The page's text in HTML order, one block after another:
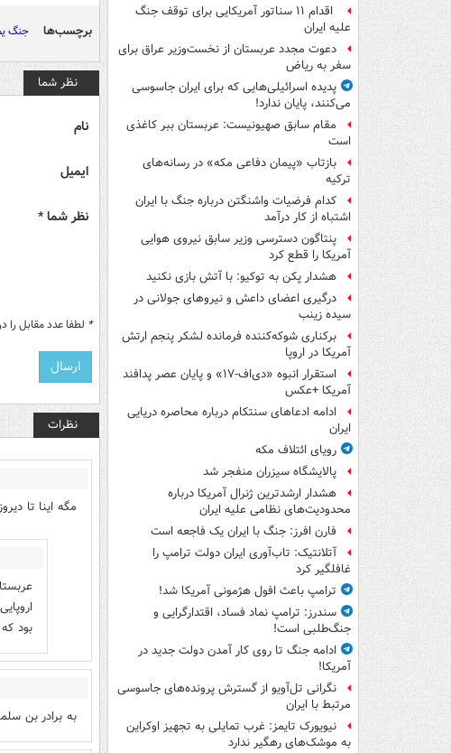
اقدام ۱۱ سناتور آمریکایی برای توقف جنگ
علیه ایران
دعوت مجدد عربستان از نخست‌وزیر عراق برای
سفر به ریاض
پدیده اسرائیلی‌هایی که برای ایران جاسوسی
می‌کنند، پایان ندارد!
مقام سابق صهیونیست: عربستان ببر کاغذی
است
بازتاب «پیمان دفاعی مکه» در رسانه‌های
ترکیه
کدام فرضیات واشنگتن درباره جنگ با ایران
اشتباه از کار درآمد
پنتاگون دسترسی وزیر سابق نیروی هوایی
آمریکا را قطع کرد
هشدار پکن به توکیو: با آتش بازی نکنید
درگیری اعضای داعش و نیروهای جولانی در
سیده زینب
برکناری شوکه‌کننده فرمانده لشکر پنجم ارتش
آمریکا در اروپا
استقرار انبوه «دی‌اف‑۱۷» و پایان عصر پدافند
آمریکا +عکس
ادامه ادعاهای سنتکام درباره محاصره دریایی
ایران
رویای ائتلاف مکه
پالایشگاه سیزران منفجر شد
هشدار ارشدترین ژنرال آمریکا درباره
محدودیت‌های نظامی علیه ایران
فارن افرز: جنگ با ایران یک فاجعه است
آتلانتیک: تاب‌آوری ایران دولت ترامپ را
غافلگیر کرد
ترامپ باعث افول هژمونی آمریکا شد!
سندرز: ترامپ نماد فساد، اقتدارگرایی و
جنگ‌طلبی است!
ادامه جنگ تا روی کار آمدن دولت جدید در
آمریکا!
نگرانی تل‌آویو از گسترش پرونده‌های جاسوسی
مرتبط با ایران
نیویورک تایمز: غرب تمایلی به تجهیز اوکراین
به موشک‌های رهگیر ندارد
برچسب‌ها جنگ
نظر شما
نام
ایمیل
نظر شما *
* لطفا عدد مقابل را
نظرات
مگه اینا تا
بود
به برادر بن